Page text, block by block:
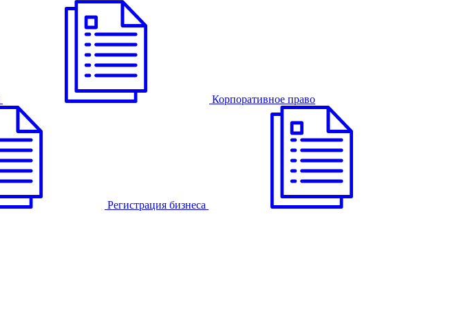
Корпоративное право
Регистрация бизнеса